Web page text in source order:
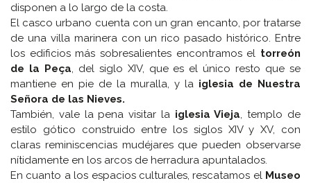
disponen a lo largo de la costa.
El casco urbano cuenta con un gran encanto, por tratarse
de una villa marinera con un rico pasado histórico. Entre
los edificios más sobresalientes encontramos el torreón
de la Peça, del siglo XIV, que es el único resto que se
mantiene en pie de la muralla, y la iglesia de Nuestra
Señora de las Nieves.
También, vale la pena visitar la iglesia Vieja, templo de
estilo gótico construido entre los siglos XIV y XV, con
claras reminiscencias mudéjares que pueden observarse
nítidamente en los arcos de herradura apuntalados.
En cuanto a los espacios culturales, rescatamos el Museo